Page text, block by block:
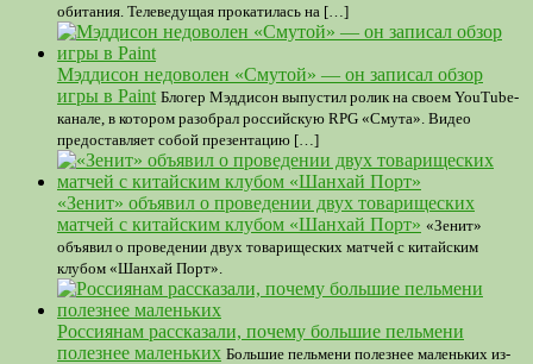
обитания. Телеведущая прокатилась на […]
Мэддисон недоволен «Смутой» — он записал обзор
игры в Paint Блогер Мэддисон выпустил ролик на своем YouTube-
канале, в котором разобрал российскую RPG «Смута». Видео
предоставляет собой презентацию […]
«Зенит» объявил о проведении двух товарищеских
матчей с китайским клубом «Шанхай Порт» «Зенит»
объявил о проведении двух товарищеских матчей с китайским
клубом «Шанхай Порт».
Россиянам рассказали, почему большие пельмени
полезнее маленьких Большие пельмени полезнее маленьких из-